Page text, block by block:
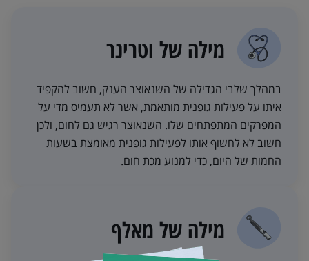
מילה של וטרינר
במהלך שלבי הגדילה של השנאוצר הענק, חשוב להקפיד
איתו על פעילות גופנית מותאמת, אשר לא תעמיס מדי על
המפרקים המתפתחים שלו. השנאוצר רגיש גם לחום, ולכן
חשוב לא לחשוף אותו לפעילות גופנית מאומצת בשעות
החמות של היום, כדי למנוע מכת חום.
מילה של מאלף